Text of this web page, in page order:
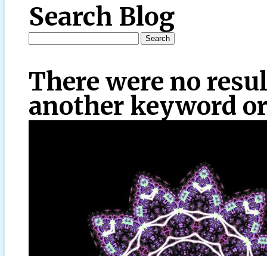
Search Blog
There were no
another keyword